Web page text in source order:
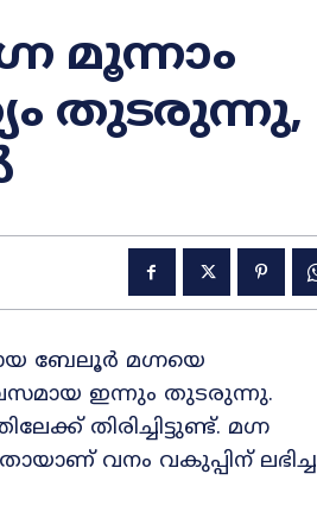
മൂന്നാം
തുടരുന്നു,
ബേലൂർ മഗ്നയെ
ഇന്നും തുടരുന്നു.
തിരിച്ചിട്ടുണ്ട്. മഗ്ന
വനം വകുപ്പിന് ലഭിച്ച